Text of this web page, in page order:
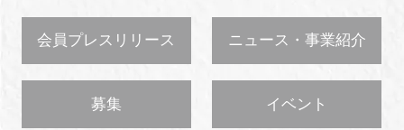
会員プレスリリース ニュース・事業紹介
募集 イベント